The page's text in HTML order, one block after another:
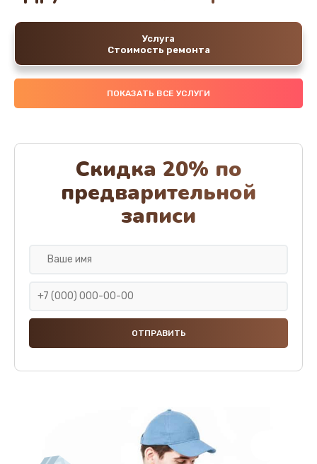
Услуга
Стоимость ремонта
ПОКАЗАТЬ ВСЕ УСЛУГИ
Скидка 20% по
предварительной
записи